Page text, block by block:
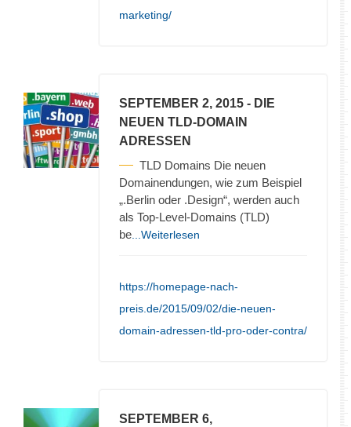
marketing/
SEPTEMBER 2, 2015 - DIE
NEUEN TLD-DOMAIN
ADRESSEN
TLD Domains Die neuen
Domainendungen, wie zum Beispiel
„.Berlin oder .Design“, werden auch
als Top-Level-Domains (TLD)
be ...Weiterlesen
https://homepage-nach-
preis.de/2015/09/02/die-neuen-
domain-adressen-tld-pro-oder-contra/
SEPTEMBER 6,